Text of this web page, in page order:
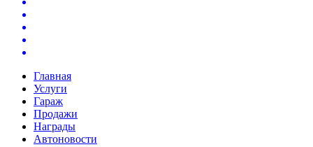
Главная
Услуги
Гараж
Продажи
Награды
Автоновости